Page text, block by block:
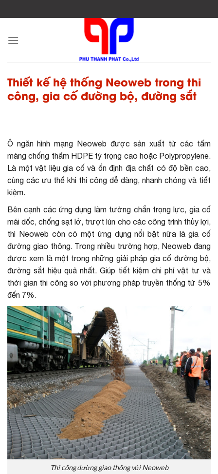
to
Thiết kế hệ thống Neoweb trong thi
công, gia cố đường bộ, đường sắt
Ô ngăn hình mạng Neoweb được sản xuất từ các tấm
màng chống thấm HDPE tỷ trọng cao hoặc Polypropylene.
Là một vật liệu gia cố và ổn định địa chất có độ bền cao,
cùng các ưu thế khi thi công dễ dàng, nhanh chóng và tiết
kiệm.
Bên cạnh các ứng dụng làm tường chắn trọng lực, gia cố
mái dốc, chống sạt lở, trượt lún cho các công trình thủy lợi,
thì Neoweb còn có một ứng dụng nổi bật nữa là gia cố
đường giao thông. Trong nhiều trường hợp, Neoweb đang
được xem là một trong những giải pháp gia cố đường bộ,
đường sắt hiệu quả nhất. Giúp tiết kiệm chi phí vật tư và
thời gian thi công so với phương pháp truyền thống từ 5%
đến 7%.
Thi công đường giao thông với Neoweb